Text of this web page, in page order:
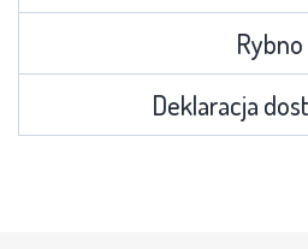
Rybno
Deklaracja